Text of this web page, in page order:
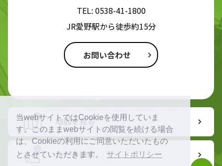
当webサイトではCookieを使用していま
す。このままwebサイトの閲覧を続ける場合
は、Cookieの利用にご同意いただいたもの
とさせていただきます。
サイトポリシー
TEL: 0538-41-1800
JR愛野駅から徒歩約15分
お問い合わせ
地図を見る
ルート検索